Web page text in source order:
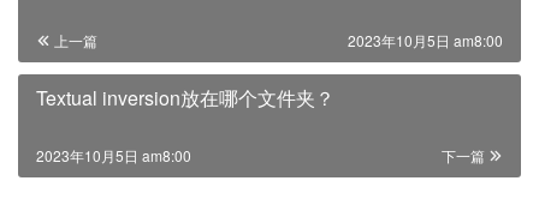
上一篇 2023年10月5日 am8:00
Textual inversion放在哪个文件夹？
下一篇
2023年10月5日 am8:00